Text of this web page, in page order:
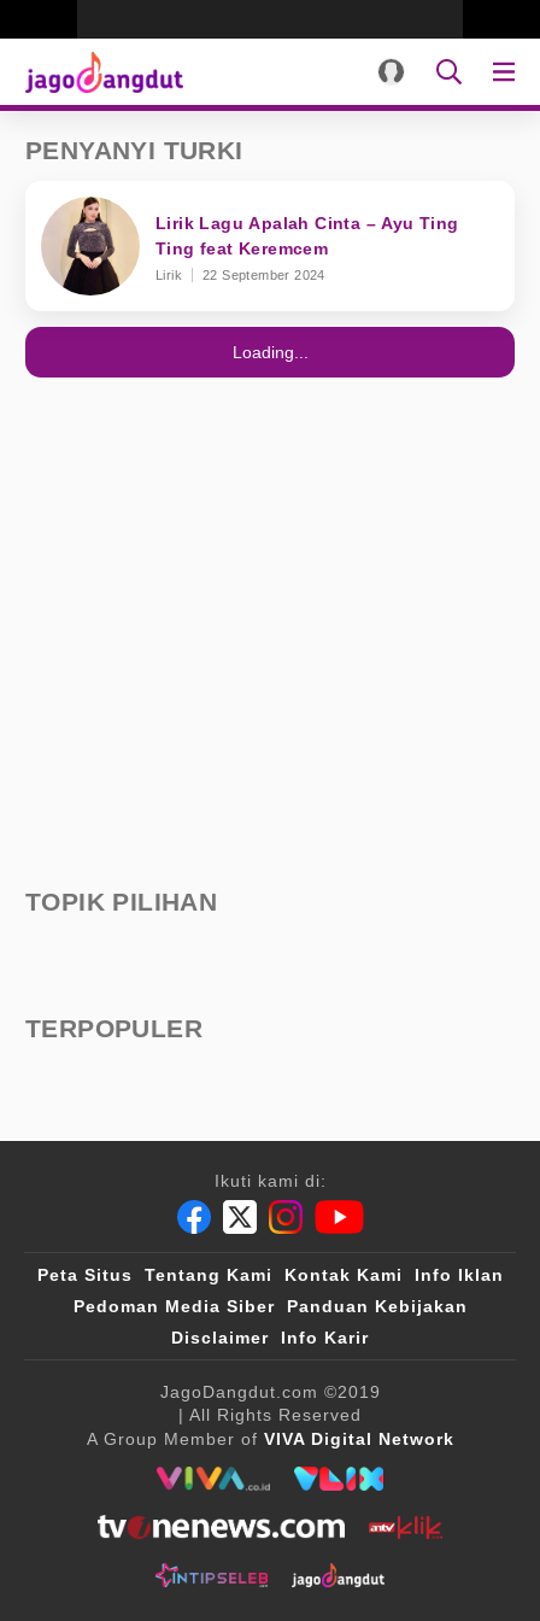
PENYANYI TURKI
Lirik Lagu Apalah Cinta – Ayu Ting
Ting feat Keremcem
Lirik 22 September 2024
Loading...
TOPIK PILIHAN
TERPOPULER
Ikuti kami di:
Peta Situs Tentang Kami Kontak Kami
Info Iklan
Pedoman Media Siber
Panduan Kebijakan
Disclaimer
Info Karir
JagoDangdut.com ©2019
| All Rights Reserved
A Group Member of VIVA Digital Network